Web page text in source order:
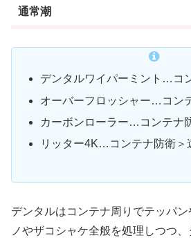
通常潮
デンタルワイパーミント…コ
オーバーフロッシャー…コン
カーボンローラー…コンテナ
リッター4K…コンテナ防衛＞
デンタルはコンテナ周りでテッパ
ノやザコシャケ全般を処理しつつ